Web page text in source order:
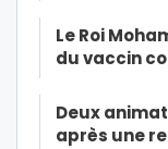
Le Roi
du vaccin
Deux
après une